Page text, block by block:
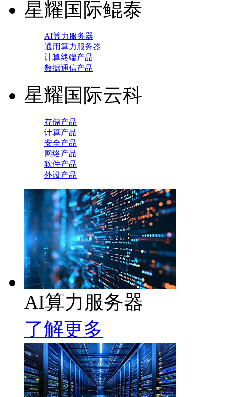
星耀国际鲲泰
AI算力服务器
通用算力服务器
计算终端产品
数据通信产品
星耀国际云科
存储产品
计算产品
安全产品
网络产品
软件产品
外设产品
AI算力服务器
了解更多